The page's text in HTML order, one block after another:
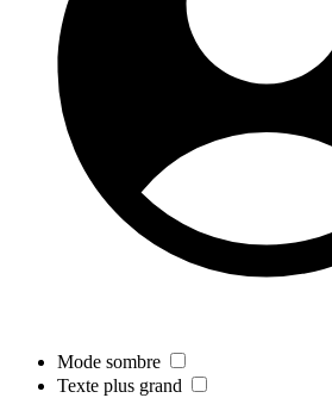
Mode sombre
Texte plus grand